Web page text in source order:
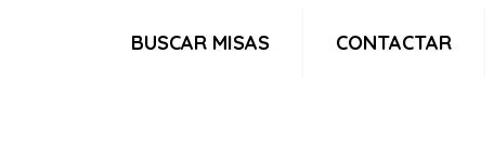
BUSCAR MISAS CONTACTAR